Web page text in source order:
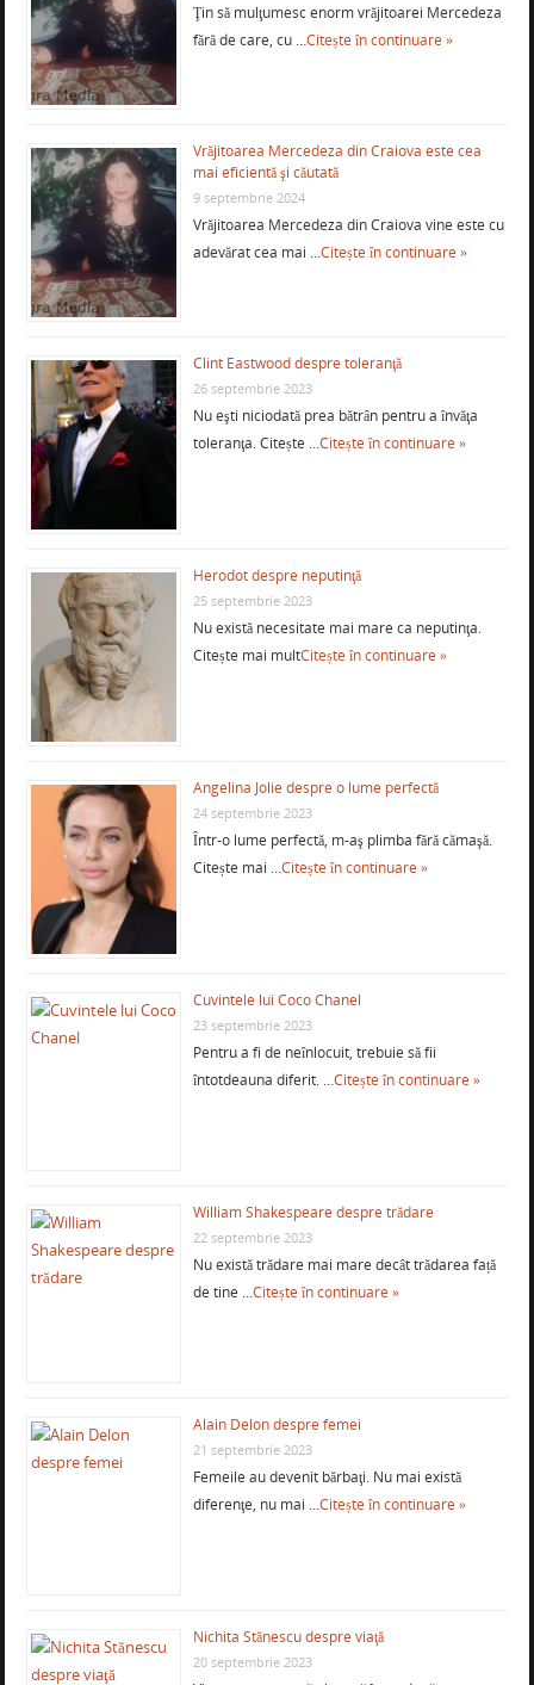
Ţin să mulţumesc enorm vrăjitoarei Mercedeza
fără de care, cu …Citește în continuare »
Vrăjitoarea Mercedeza din Craiova este cea
mai eficientă şi căutată
9 septembrie 2024
Vrăjitoarea Mercedeza din Craiova vine este cu
adevărat cea mai …Citește în continuare »
Clint Eastwood despre toleranţă
26 septembrie 2023
Nu eşti niciodată prea bătrân pentru a învăţa
toleranţa. Citește …Citește în continuare »
Herodot despre neputinţă
25 septembrie 2023
Nu există necesitate mai mare ca neputinţa.
Citește mai multCitește în continuare »
Angelina Jolie despre o lume perfectă
24 septembrie 2023
Într-o lume perfectă, m-aş plimba fără cămaşă.
Citește mai …Citește în continuare »
Cuvintele lui Coco Chanel
23 septembrie 2023
Pentru a fi de neînlocuit, trebuie să fii
întotdeauna diferit. …Citește în continuare »
William Shakespeare despre trădare
22 septembrie 2023
Nu există trădare mai mare decât trădarea față
de tine …Citește în continuare »
Alain Delon despre femei
21 septembrie 2023
Femeile au devenit bărbaţi. Nu mai există
diferenţe, nu mai …Citește în continuare »
Nichita Stănescu despre viaţă
20 septembrie 2023